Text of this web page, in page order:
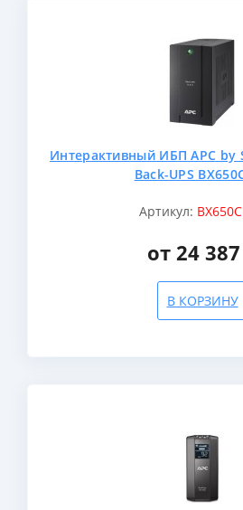
Интерактивный ИБП APC by
Back-UPS
Артикул:
от 24
В КОРЗИНУ